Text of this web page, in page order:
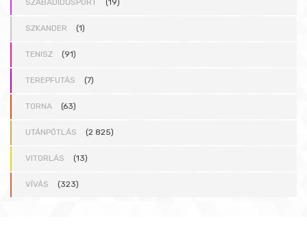
SZABADIDŐSPORT (19)
SZKANDER (1)
TENISZ (91)
TEREPFUTÁS (7)
TORNA (63)
UTÁNPÓTLÁS (2 825)
VITORLÁS (13)
VÍVÁS (323)